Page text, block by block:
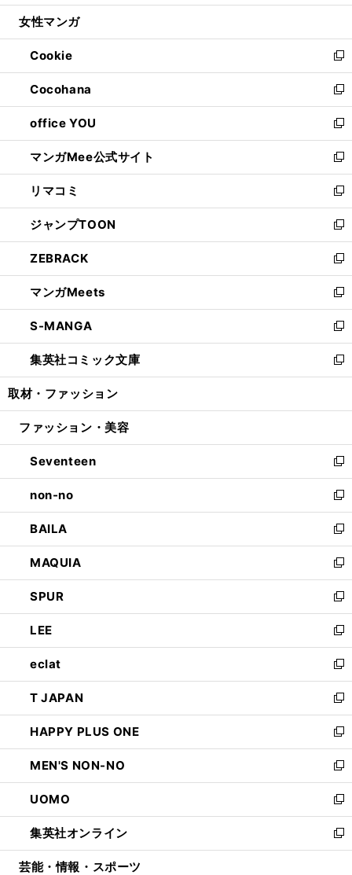
開
ウ
開
く
ン
ウ
で
開
く
ウ
ン
ド
ウ
で
開
く
し
ウ
ィ
ン
ド
ウ
で
開
く
女性マンガ
Cookie
新
し
い
ウ
ィ
ン
ド
ウ
で
開
く
Cocohana
新
し
い
ウ
ィ
ン
ド
ウ
で
開
く
office YOU
新
し
い
ウ
ィ
ン
ド
ウ
で
開
く
マンガMee公式サイト
新
し
い
ウ
ィ
ン
ド
ウ
で
開
く
リマコミ
新
し
い
ウ
ィ
ン
ド
ウ
で
開
く
ジャンプTOON
新
し
い
ウ
ィ
ン
ド
ウ
で
開
ZEBRACK
新
し
い
ウ
ィ
ン
ド
ウ
開
マンガMeets
新
し
い
ウ
ィ
ン
ウ
開
く
S-MANGA
新
し
い
ウ
ン
ウ
で
開
く
集英社コミック文庫
新
し
ウ
ン
ド
ウ
で
開
く
取材・ファッション
ファッション・美容
Seventeen
新
し
い
ウ
ィ
ン
ド
ウ
で
開
く
non-no
新
し
い
ウ
ィ
ン
ド
ウ
で
開
く
BAILA
新
し
い
ウ
ィ
ン
ド
ウ
で
開
く
MAQUIA
新
し
い
ウ
ィ
ン
ド
ウ
で
開
く
SPUR
新
し
い
ウ
ィ
ン
ド
ウ
で
開
く
LEE
新
し
い
ウ
ィ
ン
ド
ウ
で
開
く
eclat
新
し
い
ウ
ィ
ン
ド
ウ
で
開
く
T JAPAN
新
し
い
ウ
ィ
ン
ド
ウ
で
開
HAPPY PLUS ONE
新
し
い
ウ
ィ
ン
ド
ウ
MEN'S NON-NO
新
し
い
ウ
ィ
ン
UOMO
新
し
い
ウ
集英社オンライン
新
し
芸能・情報・スポーツ